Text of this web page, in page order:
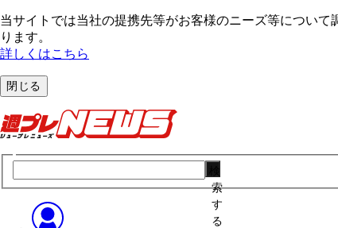
当サイトでは当社の提携先等がお客様のニーズ等につい
ります。
詳しくはこちら
閉じる
索
す
る